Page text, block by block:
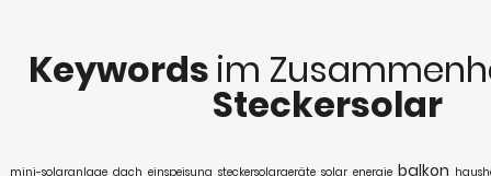
Keywords im
Steckersolar
mini-solaranlage dach einspeisung steckersolargeräte solar energie balkon